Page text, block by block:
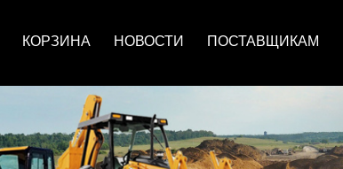
КОРЗИНА НОВОСТИ ПОСТАВЩИКАМ